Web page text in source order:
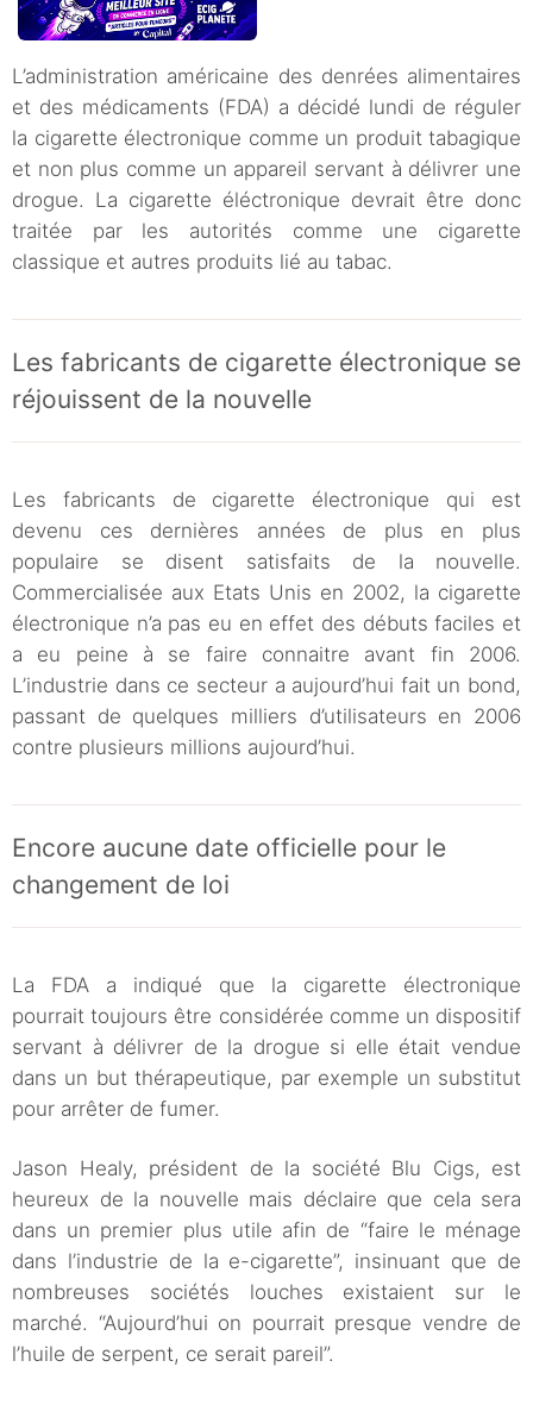
L’administration américaine des denrées alimentaires
et des médicaments (FDA) a décidé lundi de réguler
la cigarette électronique comme un produit tabagique
et non plus comme un appareil servant à délivrer une
drogue. La cigarette éléctronique devrait être donc
traitée par les autorités comme une cigarette
classique et autres produits lié au tabac.
Les fabricants de cigarette électronique se
réjouissent de la nouvelle
Les fabricants de cigarette électronique qui est
devenu ces dernières années de plus en plus
populaire se disent satisfaits de la nouvelle.
Commercialisée aux Etats Unis en 2002, la cigarette
électronique n’a pas eu en effet des débuts faciles et
a eu peine à se faire connaitre avant fin 2006.
L’industrie dans ce secteur a aujourd’hui fait un bond,
passant de quelques milliers d’utilisateurs en 2006
contre plusieurs millions aujourd’hui.
Encore aucune date officielle pour le
changement de loi
La FDA a indiqué que la cigarette électronique
pourrait toujours être considérée comme un dispositif
servant à délivrer de la drogue si elle était vendue
dans un but thérapeutique, par exemple un substitut
pour arrêter de fumer.
Jason Healy, président de la société Blu Cigs, est
heureux de la nouvelle mais déclaire que cela sera
dans un premier plus utile afin de “faire le ménage
dans l’industrie de la e-cigarette”, insinuant que de
nombreuses sociétés louches existaient sur le
marché. “Aujourd’hui on pourrait presque vendre de
l’huile de serpent, ce serait pareil”.